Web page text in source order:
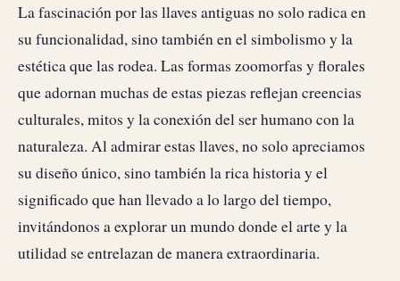
La fascinación por las llaves antiguas no solo radica en
su funcionalidad, sino también en el simbolismo y la
estética que las rodea. Las formas zoomorfas y florales
que adornan muchas de estas piezas reflejan creencias
culturales, mitos y la conexión del ser humano con la
naturaleza. Al admirar estas llaves, no solo apreciamos
su diseño único, sino también la rica historia y el
significado que han llevado a lo largo del tiempo,
invitándonos a explorar un mundo donde el arte y la
utilidad se entrelazan de manera extraordinaria.